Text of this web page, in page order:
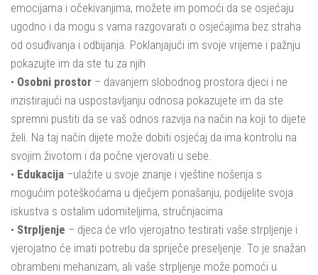
emocijama i očekivanjima, možete im pomoći da se osjećaju
ugodno i da mogu s vama razgovarati o osjećajima bez straha
od osuđivanja i odbijanja. Poklanjajući im svoje vrijeme i pažnju
pokazujte im da ste tu za njih
• Osobni prostor – davanjem slobodnog prostora djeci i ne
inzistirajući na uspostavljanju odnosa pokazujete im da ste
spremni pustiti da se vaš odnos razvija na način na koji to dijete
želi. Na taj način dijete može dobiti osjećaj da ima kontrolu na
svojim životom i da počne vjerovati u sebe.
• Edukacija –ulažite u svoje znanje i vještine nošenja s
mogućim poteškoćama u dječjem ponašanju, podijelite svoja
iskustva s ostalim udomiteljima, stručnjacima
• Strpljenje – djeca će vrlo vjerojatno testirati vaše strpljenje i
vjerojatno će imati potrebu da spriječe preseljenje. To je snažan
obrambeni mehanizam, ali vaše strpljenje može pomoći u